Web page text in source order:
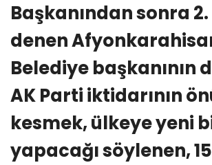
Başkanından sonra
denen
Belediye başkanının
AK Parti iktidarının
kesmek, ülkeye yeni
yapacağı söylenen, 15